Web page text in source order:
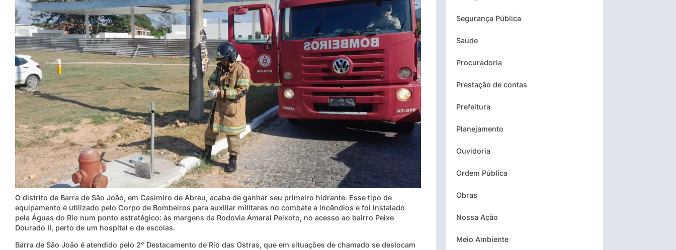
O distrito de Barra de São João, em Casimiro de Abreu, acaba de ganhar seu primeiro hidrante. Esse tipo de
equipamento é utilizado pelo Corpo de Bombeiros para auxiliar militares no combate a incêndios e foi instalado
pela Águas do Rio num ponto estratégico: às margens da Rodovia Amaral Peixoto, no acesso ao bairro Peixe
Dourado II, perto de um hospital e de escolas.
Barra de São João é atendido pelo 2° Destacamento de Rio das Ostras, que em situações de chamado se deslocam
Segurança Pública
Saúde
Procuradoria
Prestação de contas
Prefeitura
Planejamento
Ouvidoria
Ordem Pública
Obras
Nossa Ação
Meio Ambiente